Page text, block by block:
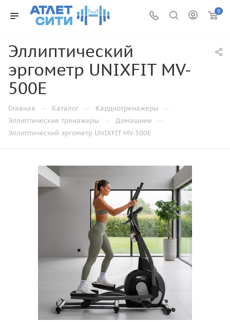
0
Эллиптический
эргометр UNIXFIT MV-
500E
Главная — Каталог — Кардиотренажеры —
Эллиптические тренажеры — Домашние —
Эллиптический эргометр UNIXFIT MV-500E